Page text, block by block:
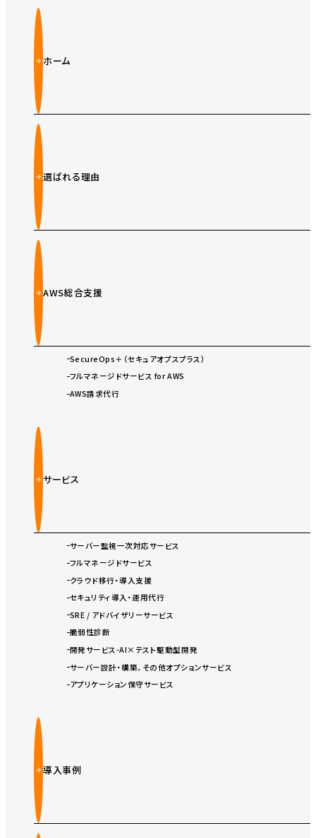
ホーム
選ばれる理由
AWS総合支援
SecureOps＋（セキュアオプスプラス）
フルマネージドサービス for AWS
AWS請求代行
サービス
サーバー監視一次対応サービス
フルマネージドサービス
クラウド移行・導入支援
セキュリティ導入・運用代行
SRE / アドバイザリーサービス
脆弱性診断
開発サービス-AI×テスト駆動型開発
サーバー設計・構築、その他オプションサービス
アプリケーション保守サービス
導入事例